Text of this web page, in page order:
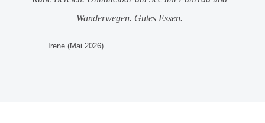
Wanderwegen. Gutes Essen.
Irene (Mai 2026)